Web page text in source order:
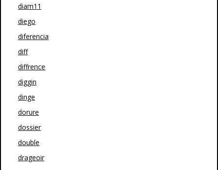
diam11
diego
diferencia
diff
diffrence
diggin
dinge
dorure
dossier
double
drageoir